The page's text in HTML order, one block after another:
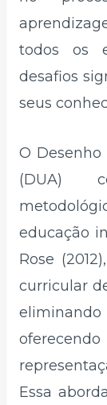
todos os
desafios
seus
O
(DUA)
educação
Rose
curricular
Essa